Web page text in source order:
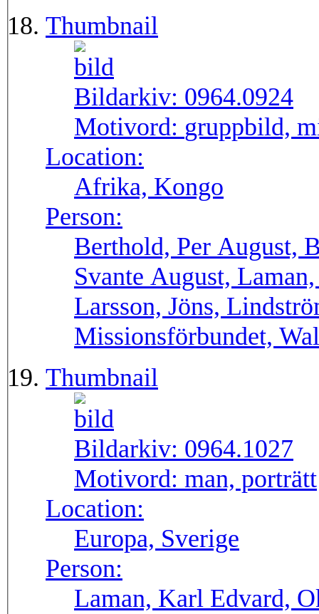
Thumbnail
Bildarkiv: 0964.0924
Motivord: gruppbild,
Location:
Afrika, Kongo
Person:
Berthold, Per August,
Svante August,
Larsson, Jöns,
Missionsförbundet,
Thumbnail
Bildarkiv: 0964.1027
Motivord: man, porträtt
Location:
Europa, Sverige
Person:
Laman, Karl Edvard,